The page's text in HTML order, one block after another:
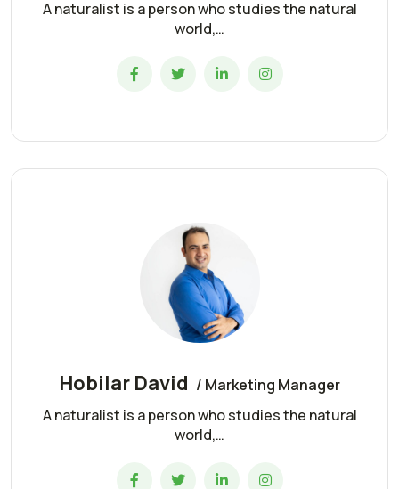
A naturalist is a person who studies the natural
world,…
Hobilar David / Marketing Manager
A naturalist is a person who studies the natural
world,…